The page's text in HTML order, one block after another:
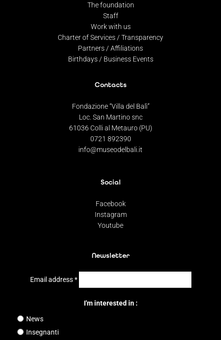
The foundation
Staff
Work with us
Charter of Services / Transparency
Partners / Affiliations
Birthdays / Business Events
Contacts
Fondazione “Villa del Balì”
Loc. San Martino snc
61036 Colli al Metauro (PU)
0721 892390
info@museodelbali.it
Social
Facebook
Instagram
Youtube
Newsletter
Email address*
I'm interested in :
News
Insegnanti